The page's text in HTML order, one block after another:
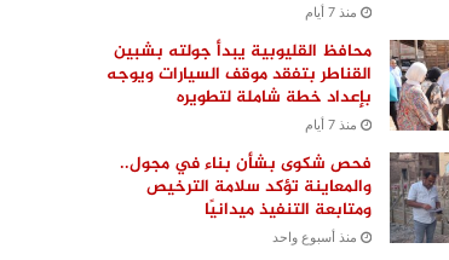
منذ 7 أيام
محافظ القليوبية يبدأ جولته بشبين
القناطر بتفقد موقف السيارات ويوجه
بإعداد خطة شاملة لتطويره
منذ 7 أيام
فحص شكوى بشأن بناء في مجول..
والمعاينة تؤكد سلامة الترخيص
ومتابعة التنفيذ ميدانيًا
منذ أسبوع واحد